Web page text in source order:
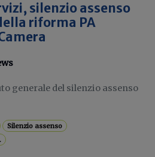
silenzio assenso
riforma PA
generale del silenzio assenso
Silenzio assenso